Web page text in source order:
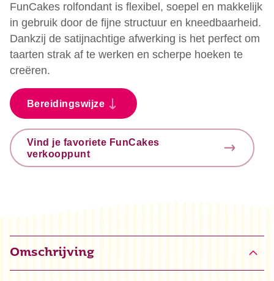
FunCakes rolfondant is flexibel, soepel en makkelijk
in gebruik door de fijne structuur en kneedbaarheid.
Dankzij de satijnachtige afwerking is het perfect om
taarten strak af te werken en scherpe hoeken te
creëren.
Bereidingswijze
Vind je favoriete FunCakes
verkooppunt
Omschrijving